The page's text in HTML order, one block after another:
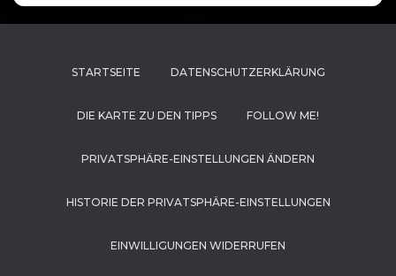
STARTSEITE DATENSCHUTZERKLÄRUNG
DIE KARTE ZU DEN TIPPS FOLLOW ME!
PRIVATSPHÄRE-EINSTELLUNGEN ÄNDERN
HISTORIE DER PRIVATSPHÄRE-EINSTELLUNGEN
EINWILLIGUNGEN WIDERRUFEN